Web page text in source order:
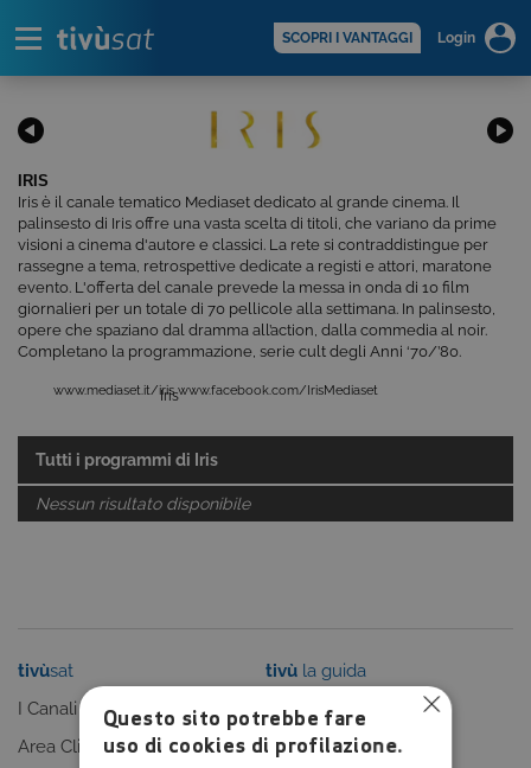
SCOPRI I VANTAGGI Login
IRIS
Iris è il canale tematico Mediaset dedicato al grande cinema. Il
palinsesto di Iris offre una vasta scelta di titoli, che variano da prime
visioni a cinema d'autore e classici. La rete si contraddistingue per
rassegne a tema, retrospettive dedicate a registi e attori, maratone
evento. L'offerta del canale prevede la messa in onda di 10 film
giornalieri per un totale di 70 pellicole alla settimana. In palinsesto,
opere che spaziano dal dramma all’action, dalla commedia al noir.
Completano la programmazione, serie cult degli Anni ‘70/’80.
Iris
www.mediaset.it/iris www.facebook.com/IrisMediaset
Tutti i programmi di Iris
Nessun risultato disponibile
tivùsat
I Canali
Area Clienti
tivù la guida
I programmi
I canali
Questo sito potrebbe fare
uso di cookies di profilazione.